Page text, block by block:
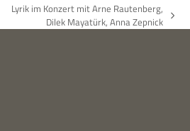
Lyrik im Konzert mit Arne Rautenberg,
Dilek Mayatürk, Anna Zepnick